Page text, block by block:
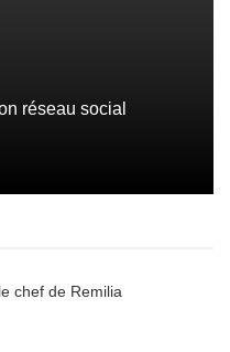
réseau social
chef de Remilia